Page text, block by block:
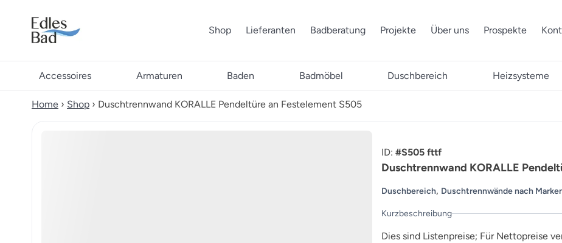
Shop Lieferanten Badberatung Projekte Über uns Prospekte
Accessoires Armaturen Baden Badmöbel Duschbereich Heizsysteme
Home › Shop › Duschtrennwand KORALLE Pendeltüre an Festelement S505
ID: #S505 fttf
Duschtrennwand KORALLE
Duschbereich, Duschtrennwände nach
Kurzbeschreibung
Dies sind Listenpreise; Für Nettopreise